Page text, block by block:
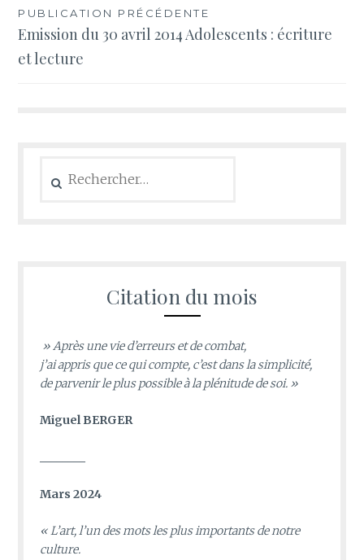
Navigation
de
PUBLICATION PRÉCÉDENTE
Emission du 30 avril 2014 Adolescents : écriture
et lecture
Citation du mois
» Après une vie d’erreurs et de combat,
j’ai appris que ce qui compte, c’est dans la simplicité,
de parvenir le plus possible à la plénitude de soi. »
Miguel BERGER
Mars 2024
«L’art, l’un des mots les plus importants de notre
culture.